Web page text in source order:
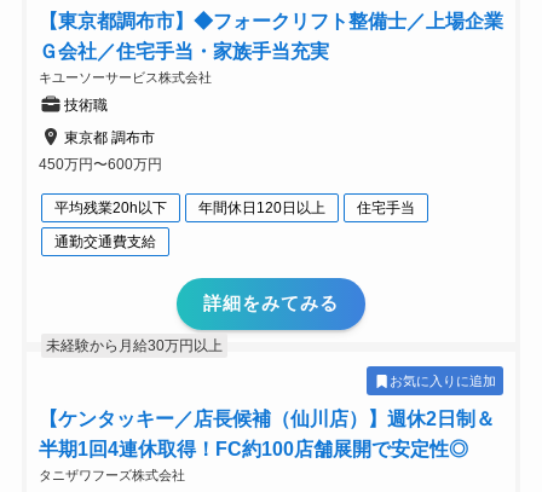
【東京都調布市】◆フォークリフト整備士／上場企業
Ｇ会社／住宅手当・家族手当充実
キユーソーサービス株式会社
技術職
東京都 調布市
450万円〜600万円
平均残業20h以下 年間休日120日以上
住宅手当
通勤交通費支給
詳細をみてみる
未経験から月給30万円以上
お気に入りに追加
【ケンタッキー／店長候補（仙川店）】週休2日制＆
半期1回4連休取得！FC約100店舗展開で安定性◎
タニザワフーズ株式会社